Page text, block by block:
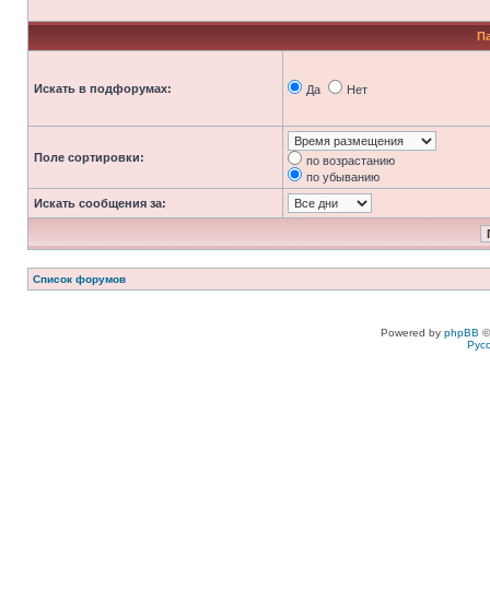
Искать в подфорумах: Да Нет
Поле сортировки:
по возрастанию
по убыванию
Искать сообщения за:
Список форумов
Powered by phpBB